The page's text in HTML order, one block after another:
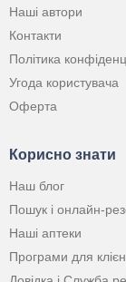
Наші автори
Контакти
Політика
Угода користувача
Оферта
Корисно знати
Наш блог
Пошук і онлайн-
Наші аптеки
Програми для